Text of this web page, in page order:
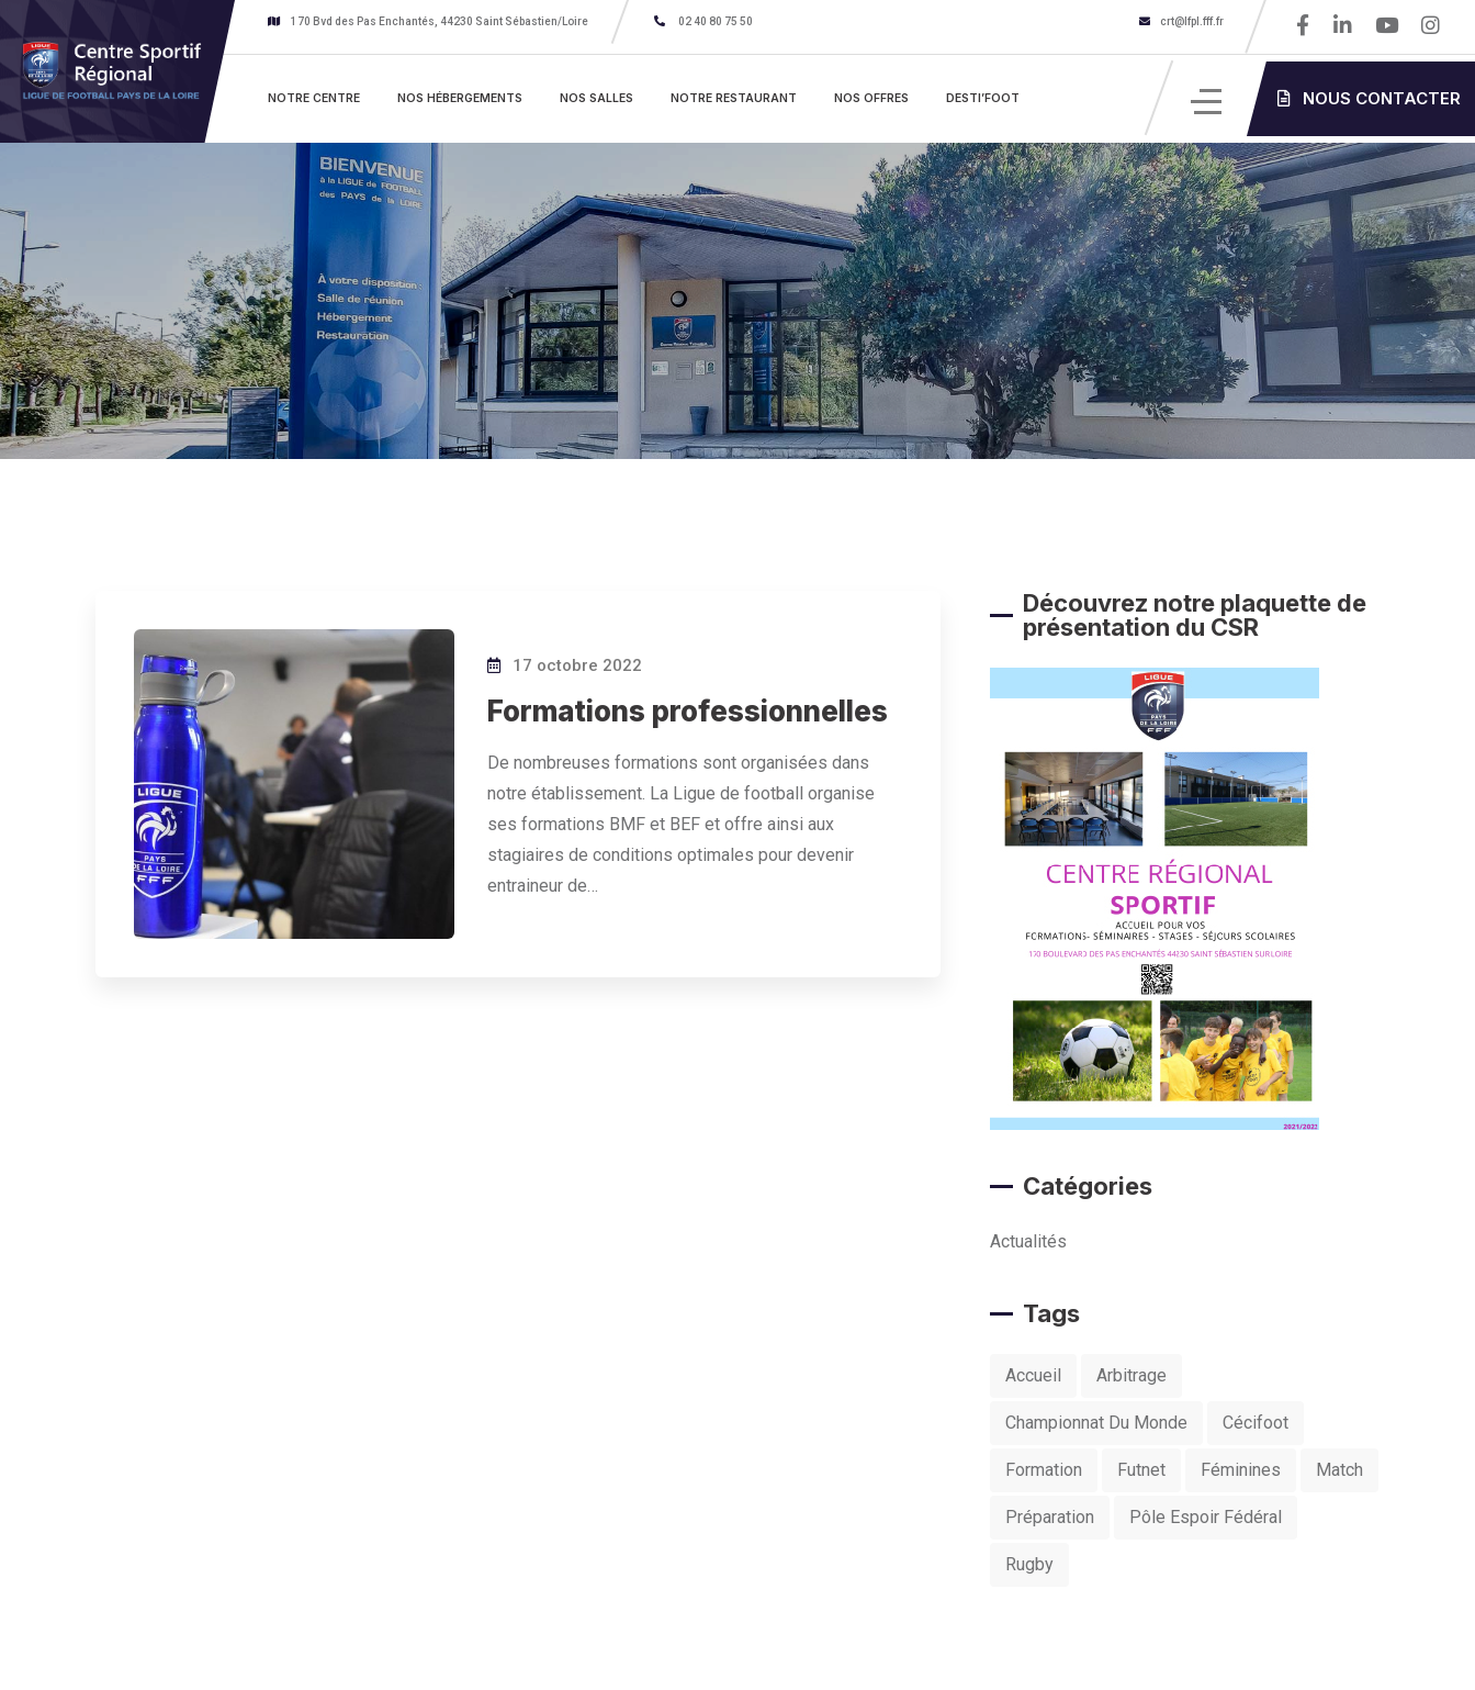
Skip
to
content
170 Bvd des Pas Enchantés, 44230 Saint Sébastien/Loire 02 40 80 75 50 crt@lfpl.fff.fr
NOTRE CENTRE NOS HÉBERGEMENTS NOS SALLES NOTRE RESTAURANT NOS OFFRES DESTI’FOOT NOUS CONTACTER
17 octobre 2022
Formations professionnelles
De nombreuses formations sont organisées dans
notre établissement. La Ligue de football organise
ses formations BMF et BEF et offre ainsi aux
stagiaires de conditions optimales pour devenir
entraineur de…
Découvrez notre plaquette de
présentation du CSR
Catégories
Actualités
Tags
Accueil Arbitrage
Championnat Du Monde Cécifoot
Formation Futnet Féminines Match
Préparation Pôle Espoir Fédéral
Rugby